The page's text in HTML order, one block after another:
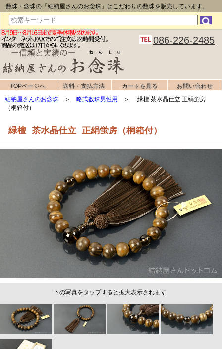
数珠・念珠の「結納屋さんのお念珠」はこだわりの数珠を販売しています。
086-226-2485
TOPページへ 送料・支払方法 カートを見る
お問い合わせ
結納屋さんのお念珠 ＞ 略式数珠男性用
＞ 緑檀 茶水晶仕立 正絹蛍房
（桐箱付）
緑檀 茶水晶仕立 正絹蛍房（桐箱付）
下の写真をタップすると拡大表示されます